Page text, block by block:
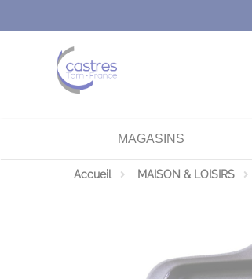
MAGASINS
Accueil MAISON & LOISIRS